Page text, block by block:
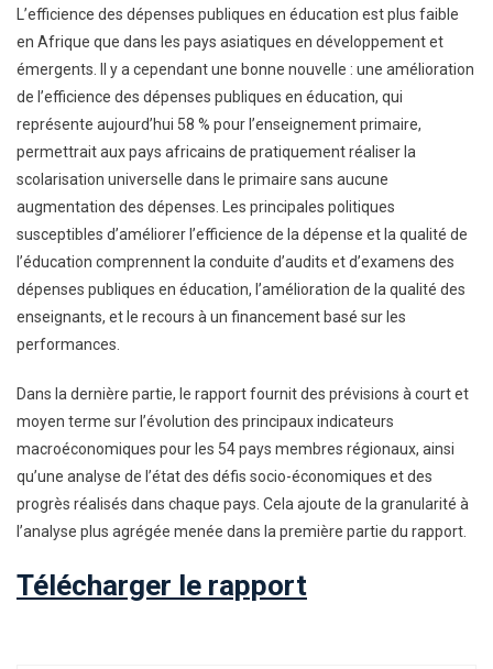
L’efficience des dépenses publiques en éducation est plus faible
en Afrique que dans les pays asiatiques en développement et
émergents. Il y a cependant une bonne nouvelle : une amélioration
de l’efficience des dépenses publiques en éducation, qui
représente aujourd’hui 58 % pour l’enseignement primaire,
permettrait aux pays africains de pratiquement réaliser la
scolarisation universelle dans le primaire sans aucune
augmentation des dépenses. Les principales politiques
susceptibles d’améliorer l’efficience de la dépense et la qualité de
l’éducation comprennent la conduite d’audits et d’examens des
dépenses publiques en éducation, l’amélioration de la qualité des
enseignants, et le recours à un financement basé sur les
performances.
Dans la dernière partie, le rapport fournit des prévisions à court et
moyen terme sur l’évolution des principaux indicateurs
macroéconomiques pour les 54 pays membres régionaux, ainsi
qu’une analyse de l’état des défis socio-économiques et des
progrès réalisés dans chaque pays. Cela ajoute de la granularité à
l’analyse plus agrégée menée dans la première partie du rapport.
Télécharger le rapport